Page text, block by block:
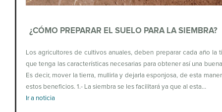
¿CÓMO PREPARAR EL SUELO PARA LA SIEMBRA?
Los agricultores de cultivos anuales, deben preparar cada año la
que tenga las características necesarias para obtener así una
Es decir, mover la tierra, mullirla y dejarla esponjosa, de esta
estos beneficios. 1.- La siembra se les facilitará ya que al esta…
Ir a noticia